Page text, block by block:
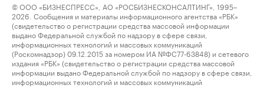
© ООО «БИЗНЕСПРЕСС», АО «РОСБИЗНЕСКОНСАЛТИНГ», 1995–
2026. Сообщения и материалы информационного агентства «РБК»
(свидетельство о регистрации средства массовой информации
выдано Федеральной службой по надзору в сфере связи,
информационных технологий и массовых коммуникаций
(Роскомнадзор) 09.12.2015 за номером ИА №ФС77-63848) и сетевого
издания «РБК» (свидетельство о регистрации средства массовой
информации выдано Федеральной службой по надзору в сфере связи,
информационных технологий и массовых коммуникаций